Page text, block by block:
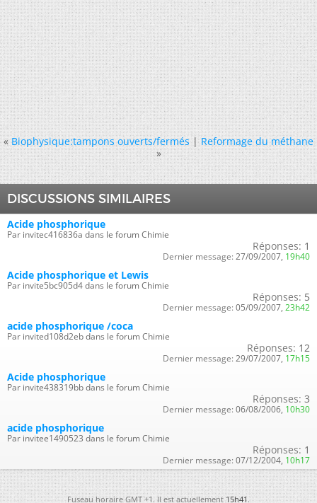
« Biophysique:tampons ouverts/fermés|Reformage du méthane
»
DISCUSSIONS SIMILAIRES
Acide phosphorique
Par invitec416836a dans le forum Chimie
Réponses: 1
Dernier message: 27/09/2007, 19h40
Acide phosphorique et Lewis
Par invite5bc905d4 dans le forum Chimie
Réponses: 5
Dernier message: 05/09/2007, 23h42
acide phosphorique /coca
Par invited108d2eb dans le forum Chimie
Réponses: 12
Dernier message: 29/07/2007, 17h15
Acide phosphorique
Par invite438319bb dans le forum Chimie
Réponses: 3
Dernier message: 06/08/2006, 10h30
acide phosphorique
Par invitee1490523 dans le forum Chimie
Réponses: 1
Dernier message: 07/12/2004, 10h17
Fuseau horaire GMT +1. Il est actuellement15h41.